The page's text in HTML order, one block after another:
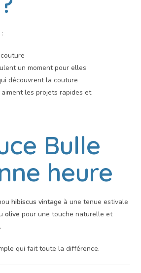
un moment pour elles
découvrent la couture
les projets rapides et
Bulle
heure
hibiscus vintage à une tenue estivale
olive pour une touche naturelle et
qui fait toute la différence.